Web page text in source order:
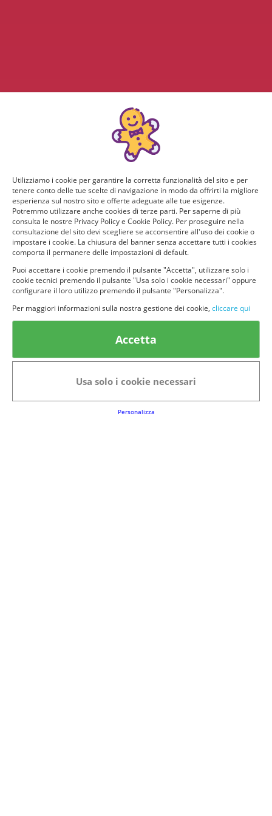
© provaprodottigratis.it 2023 | All Rights Reserved.
Categorie in evidenza
Animali
Utilizziamo i cookie per garantire la corretta funzionalità del sito e per
tenere conto delle tue scelte di navigazione in modo da offrirti la migliore
esperienza sul nostro sito e offerte adeguate alle tue esigenze.
Potremmo utilizzare anche cookies di terze parti. Per saperne di più
consulta le nostre Privacy Policy e Cookie Policy. Per proseguire nella
consultazione del sito devi scegliere se acconsentire all'uso dei cookie o
impostare i cookie. La chiusura del banner senza accettare tutti i cookies
comporta il permanere delle impostazioni di default.
Puoi accettare i cookie premendo il pulsante "Accetta", utilizzare solo i
cookie tecnici premendo il pulsante "Usa solo i cookie necessari" oppure
configurare il loro utilizzo premendo il pulsante "Personalizza".
Per maggiori informazioni sulla nostra gestione dei cookie, cliccare qui
Accetta
Usa solo i cookie necessari
Personalizza